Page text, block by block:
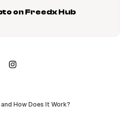
on Freedx Hub
How Does It Work?